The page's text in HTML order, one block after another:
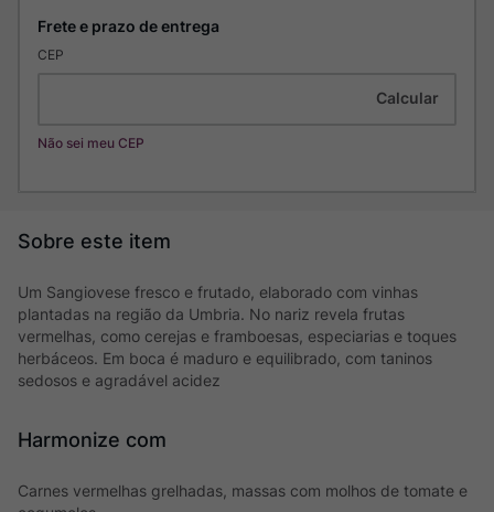
CEP
Não sei meu CEP
Um Sangiovese fresco e frutado, elaborado com vinhas
plantadas na região da Umbria. No nariz revela frutas
vermelhas, como cerejas e framboesas, especiarias e toques
herbáceos. Em boca é maduro e equilibrado, com taninos
sedosos e agradável acidez
Harmonize com
Carnes vermelhas grelhadas, massas com molhos de tomate e